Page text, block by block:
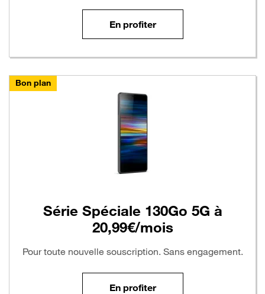
En profiter
Bon plan
Série Spéciale 130Go 5G à
20,99€/mois
Pour toute nouvelle souscription. Sans engagement.
En profiter